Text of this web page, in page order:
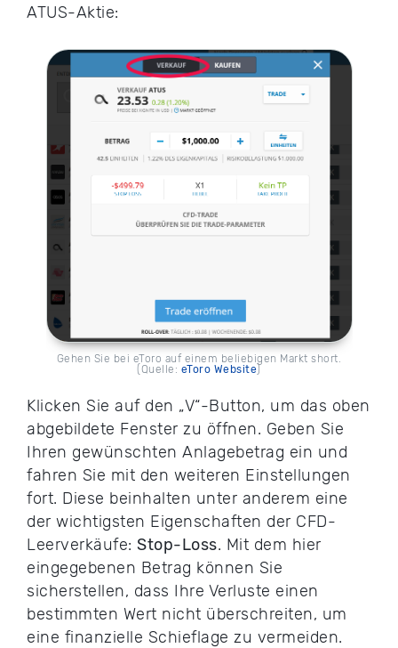
ATUS-Aktie:
Gehen Sie bei eToro auf einem beliebigen Markt short.
(Quelle: eToro Website
Klicken Sie auf den „V“-Button, um das oben
abgebildete Fenster zu öffnen. Geben Sie
Ihren gewünschten Anlagebetrag ein und
fahren Sie mit den weiteren Einstellungen
fort. Diese beinhalten unter anderem eine
der wichtigsten Eigenschaften der CFD-
Leerverkäufe: Stop-Loss. Mit dem hier
eingegebenen Betrag können Sie
sicherstellen, dass Ihre Verluste einen
bestimmten Wert nicht überschreiten, um
eine finanzielle Schieflage zu vermeiden.